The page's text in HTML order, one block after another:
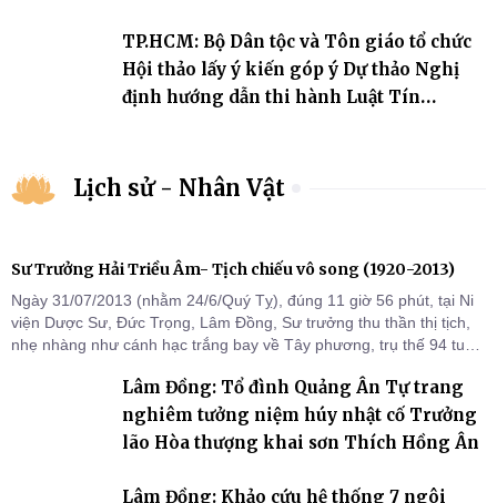
TP.HCM: Bộ Dân tộc và Tôn giáo tổ chức
Hội thảo lấy ý kiến góp ý Dự thảo Nghị
định hướng dẫn thi hành Luật Tín
Lịch sử - Nhân Vật
Sư Trưởng Hải Triều Âm- Tịch chiếu vô song (1920-2013)
Ngày 31/07/2013 (nhằm 24/6/Quý Tỵ), đúng 11 giờ 56 phút, tại Ni
viện Dược Sư, Đức Trọng, Lâm Đồng, Sư trưởng thu thần thị tịch,
nhẹ nhàng như cánh hạc trắng bay về Tây phương, trụ thế 94 tuổi
Lâm Đồng: Tổ đình Quảng Ân Tự trang
nghiêm tưởng niệm húy nhật cố Trưởng
lão Hòa thượng khai sơn Thích Hồng Ân
Lâm Đồng: Khảo cứu hệ thống 7 ngôi